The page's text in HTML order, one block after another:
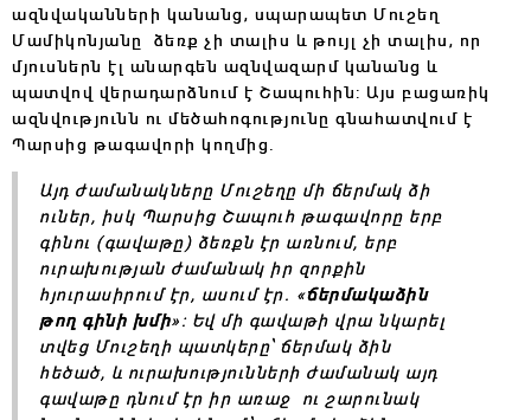
ազնվականների կանանց, սպարապետ Մուշեղ
Մամիկոնյանը ձեռք չի տալիս և թույլ չի տալիս, որ
մյուսներն էլ անարգեն ազնվազարմ կանանց և
պատվով վերադարձնում է Շապուհին: Այս բացառիկ
ազնվությունն ու մեծահոգությունը գնահատվում է
Պարսից թագավորի կողմից.
Այդ ժամանակները Մուշեղը մի ճերմակ ձի
ուներ, իսկ Պարսից Շապուհ թագավորը երբ
գինու (գավաթը) ձեռքն էր առնում, երբ
ուրախության ժամանակ իր զորքին
հյուրասիրում էր, ասում էր. «ճերմակաձին
թող գինի խմի»: Եվ մի գավաթի վրա նկարել
տվեց Մուշեղի պատկերը՝ ճերմակ ձին
հեծած, և ուրախությունների ժամանակ այդ
գավաթը դնում էր իր առաջ ու շարունակ